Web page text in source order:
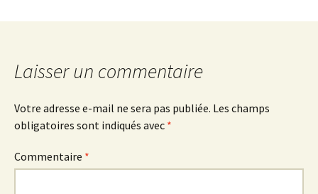
Laisser un commentaire
Votre adresse e-mail ne sera pas publiée. Les champs
obligatoires sont indiqués avec *
Commentaire *